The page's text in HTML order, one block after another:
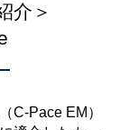
介＞
C-Pace EM）